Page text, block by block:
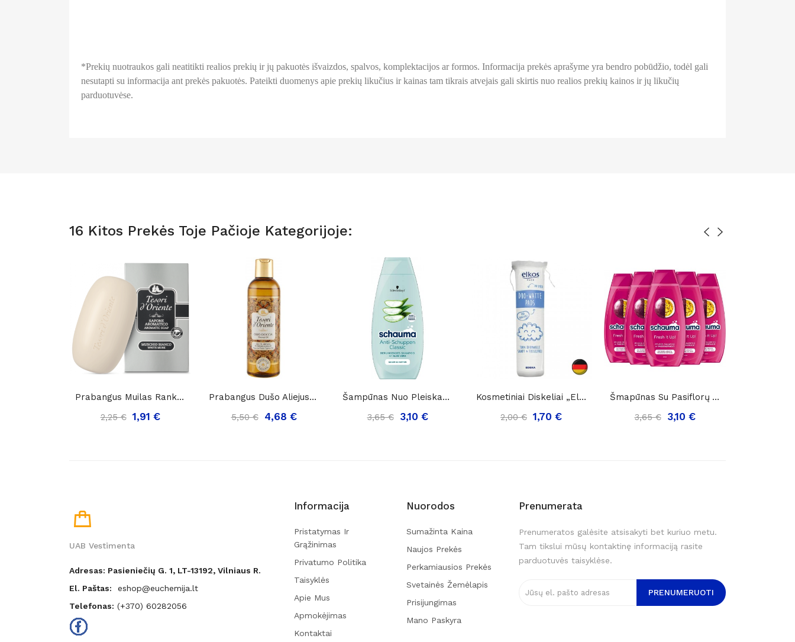
*Prekių nuotraukos gali neatitikti realios prekių ir jų pakuotės išvaizdos, spalvos, komplektacijos ar formos. Informacija prekės aprašyme yra bendro pobūdžio, todėl gali
nesutapti su informacija ant prekės pakuotės. Pateikti duomenys apie prekių likučius ir kainas tam tikrais atvejais gali skirtis nuo realios prekių kainos ir jų likučių
parduotuvėse.
16 Kitos Prekės Toje Pačioje Kategorijoje:
Prabangus Muilas Rankų Ir Kūno Priežiūrai...
2,25 € 1,91 €
Prabangus Dušo Aliejus Tesori D'Oriente Oli Di...
5,50 €
4,68 €
Šampūnas Nuo Pleiskanų Su Aloe Vera „ Schauma...
3,65 €
3,10 €
Kosmetiniai Diskeliai „Elkos Duo-Watte“ ,140vnt.
2,00 € 1,70 €
Šmapūnas Su Pasiflorų Vaisių Ekstraktu „...
3,65 €
3,10 €
UAB Vestimenta
Adresas: Pasieniečių G. 1, LT-13192, Vilniaus R.
El. Paštas:
eshop@euchemija.lt
Telefonas: (+370) 60282056
Informacija
Pristatymas Ir
Grąžinimas
Privatumo Politika
Taisyklės
Apie Mus
Apmokėjimas
Kontaktai
Nuorodos
Sumažinta Kaina
Naujos Prekės
Perkamiausios Prekės
Svetainės Žemėlapis
Prisijungimas
Mano Paskyra
Prenumerata
Prenumeratos galėsite atsisakyti bet kuriuo metu.
Tam tikslui mūsų kontaktinę informaciją rasite
parduotuvės taisyklėse.